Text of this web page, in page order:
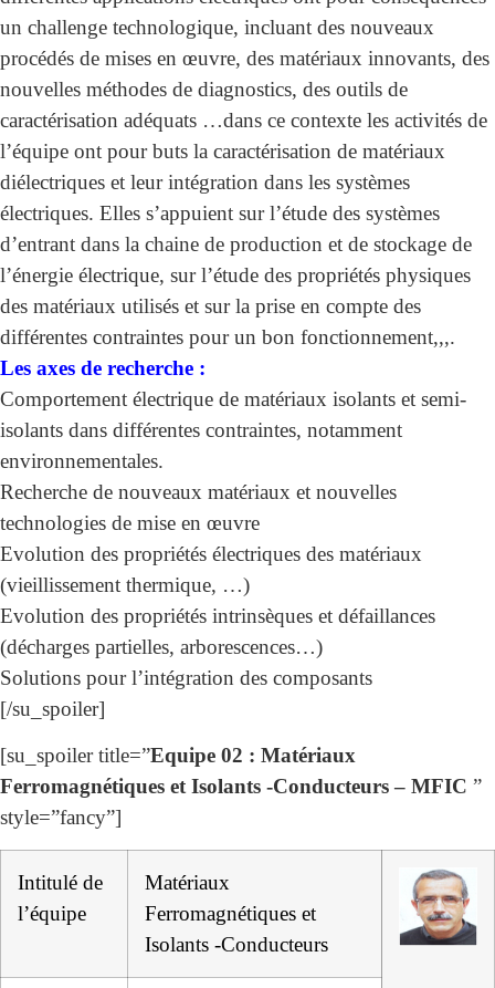
un challenge technologique, incluant des nouveaux
procédés de mises en œuvre, des matériaux innovants, des
nouvelles méthodes de diagnostics, des outils de
caractérisation adéquats …dans ce contexte les activités de
l’équipe ont pour buts la caractérisation de matériaux
diélectriques et leur intégration dans les systèmes
électriques. Elles s’appuient sur l’étude des systèmes
d’entrant dans la chaine de production et de stockage de
l’énergie électrique, sur l’étude des propriétés physiques
des matériaux utilisés et sur la prise en compte des
différentes contraintes pour un bon fonctionnement,,,.
Les axes de recherche :
Comportement électrique de matériaux isolants et semi-
isolants dans différentes contraintes, notamment
environnementales.
Recherche de nouveaux matériaux et nouvelles
technologies de mise en œuvre
Evolution des propriétés électriques des matériaux
(vieillissement thermique, …)
Evolution des propriétés intrinsèques et défaillances
(décharges partielles, arborescences…)
Solutions pour l’intégration des composants
[/su_spoiler]
[su_spoiler title=”Equipe 02 : Matériaux
Ferromagnétiques et Isolants -Conducteurs – MFIC ”
style=”fancy”]
Intitulé de
l’équipe
Matériaux
Ferromagnétiques et
Isolants -Conducteurs